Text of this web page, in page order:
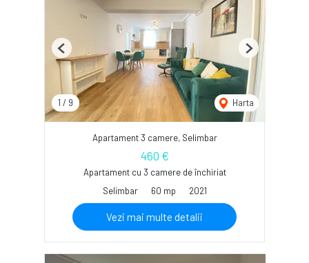
1 / 9 Harta
Previous Next
Apartament 3 camere, Selimbar
460 €
Apartament cu 3 camere de închiriat
Selimbar
60 mp 2021
Vezi mai multe detalii